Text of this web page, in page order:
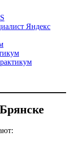
Яндекс